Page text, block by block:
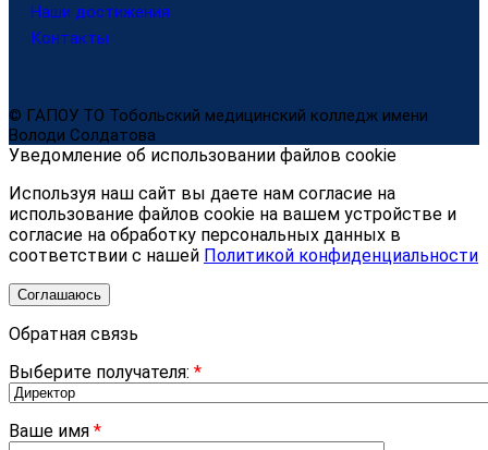
Наши достижения
Контакты
© ГАПОУ ТО Тобольский медицинский колледж имени
Володи Солдатова
Уведомление об использовании файлов cookie
Используя наш сайт вы даете нам согласие на
использование файлов cookie на вашем устройстве и
согласие на обработку персональных данных в
соответствии с нашей Политикой конфиденциальности
Соглашаюсь
Обратная связь
Выберите получателя: *
Ваше имя *